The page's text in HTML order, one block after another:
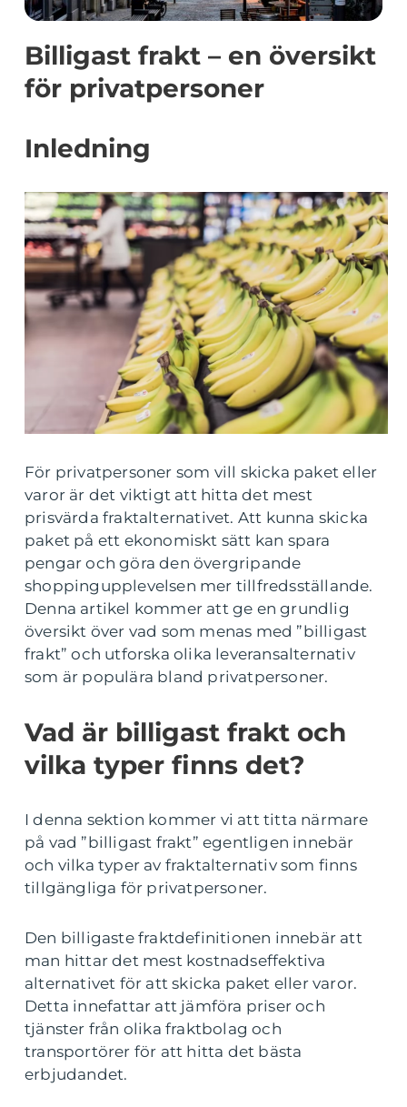
Billigast frakt – en översikt
för privatpersoner
Inledning
För privatpersoner som vill skicka paket eller
varor är det viktigt att hitta det mest
prisvärda fraktalternativet. Att kunna skicka
paket på ett ekonomiskt sätt kan spara
pengar och göra den övergripande
shoppingupplevelsen mer tillfredsställande.
Denna artikel kommer att ge en grundlig
översikt över vad som menas med ”billigast
frakt” och utforska olika leveransalternativ
som är populära bland privatpersoner.
Vad är billigast frakt och
vilka typer finns det?
I denna sektion kommer vi att titta närmare
på vad ”billigast frakt” egentligen innebär
och vilka typer av fraktalternativ som finns
tillgängliga för privatpersoner.
Den billigaste fraktdefinitionen innebär att
man hittar det mest kostnadseffektiva
alternativet för att skicka paket eller varor.
Detta innefattar att jämföra priser och
tjänster från olika fraktbolag och
transportörer för att hitta det bästa
erbjudandet.